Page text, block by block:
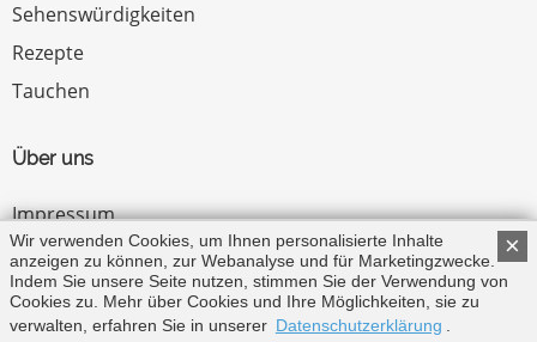
Sehenswürdigkeiten
Rezepte
Tauchen
Über uns
Impressum
Datenschutz
Zum Menü ↑
© Copyright 2026 by Zypern.de
×
Wir verwenden Cookies, um Ihnen personalisierte Inhalte
anzeigen zu können, zur Webanalyse und für Marketingzwecke.
Indem Sie unsere Seite nutzen, stimmen Sie der Verwendung von
Cookies zu. Mehr über Cookies und Ihre Möglichkeiten, sie zu
verwalten, erfahren Sie in unserer Datenschutzerklärung